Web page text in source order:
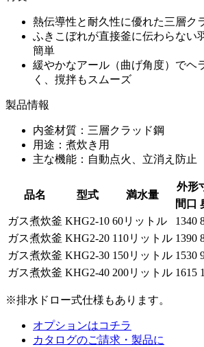
熱伝導性と耐久性に優れた三層ク
ふきこぼれが直接釜に伝わらない
簡単
緩やかなアール（曲げ角度）でヘ
く、撹拌もスムーズ
製品情報
内釜材質：三層クラッド鋼
用途：煮炊き用
主な機能：自動点火、立消え防止
品名 型式 満水量
外形
間口
ガス煮炊釜 KHG2-10 60リットル 1340
ガス煮炊釜 KHG2-20 110リットル 1390
ガス煮炊釜 KHG2-30 150リットル 1530
ガス煮炊釜 KHG2-40 200リットル 1615
※排水ドロー式仕様もあります。
オプションはコチラ
カタログのご請求・製品に